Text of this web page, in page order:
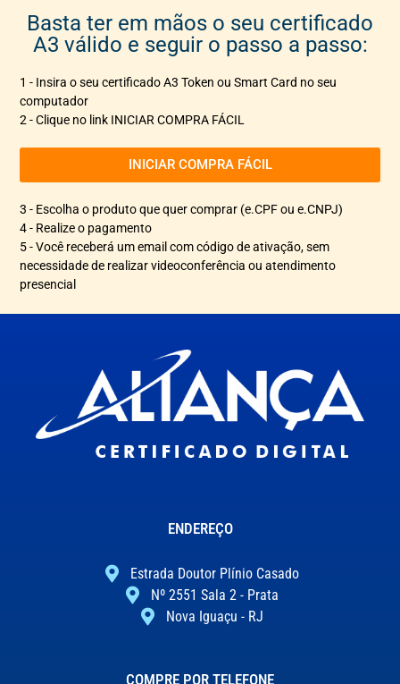
Basta ter em mãos o seu certificado
A3 válido e seguir o passo a passo:
1 - Insira o seu certificado A3 Token ou Smart Card no seu
computador
2 - Clique no link INICIAR COMPRA FÁCIL
INICIAR COMPRA FÁCIL
3 - Escolha o produto que quer comprar (e.CPF ou e.CNPJ)
4 - Realize o pagamento
5 - Você receberá um email com código de ativação, sem
necessidade de realizar videoconferência ou atendimento
presencial
ENDEREÇO
Estrada Doutor Plínio Casado
Nº 2551 Sala 2 - Prata
Nova Iguaçu - RJ
COMPRE POR TELEFONE